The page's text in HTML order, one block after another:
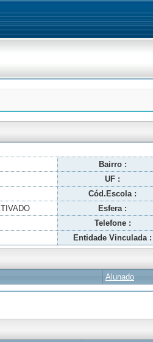
Bairro :
UF :
Cód.Escola :
Esfera :
Telefone :
Entidade Vinculada :
Alunado